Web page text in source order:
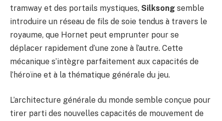
tramway et des portails mystiques, Silksong semble
introduire un réseau de fils de soie tendus à travers le
royaume, que Hornet peut emprunter pour se
déplacer rapidement d’une zone à l’autre. Cette
mécanique s’intègre parfaitement aux capacités de
l’héroïne et à la thématique générale du jeu.
L’architecture générale du monde semble conçue pour
tirer parti des nouvelles capacités de mouvement de